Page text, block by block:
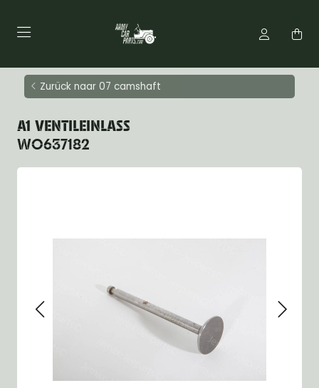
Zurück naar 07 camshaft
A1 VENTILEINLASS
WO637182